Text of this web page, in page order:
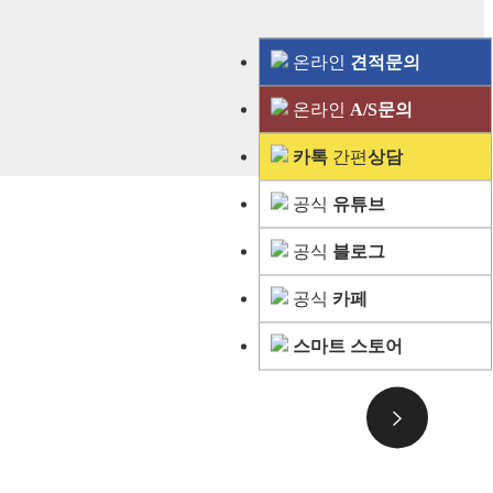
온라인 견적문의
온라인 A/S문의
카톡 간편상담
공식 유튜브
공식 블로그
공식 카페
스마트 스토어